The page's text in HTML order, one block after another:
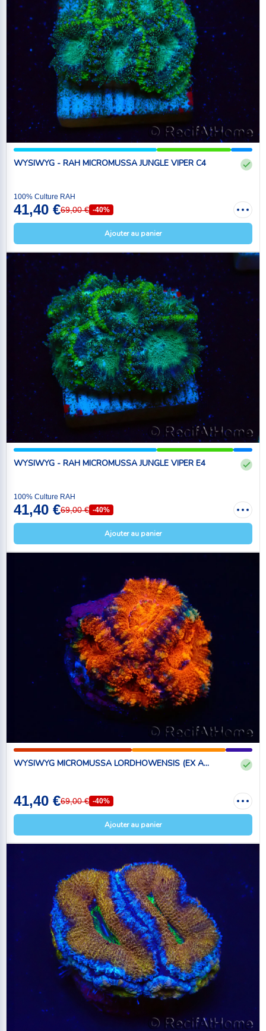
WYSIWYG - RAH MICROMUSSA JUNGLE VIPER C4
100% Culture RAH
41,40 €69,00 € -40%
Ajouter au panier
WYSIWYG - RAH MICROMUSSA JUNGLE VIPER E4
100% Culture RAH
41,40 €69,00 € -40%
Ajouter au panier
WYSIWYG MICROMUSSA LORDHOWENSIS (EX A...
41,40 €69,00 € -40%
Ajouter au panier